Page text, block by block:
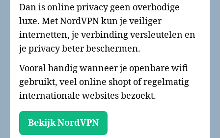
Dan is online privacy geen overbodige
luxe. Met NordVPN kun je veiliger
internetten, je verbinding versleutelen en
je privacy beter beschermen.
Vooral handig wanneer je openbare wifi
gebruikt, veel online shopt of regelmatig
internationale websites bezoekt.
Bekijk NordVPN